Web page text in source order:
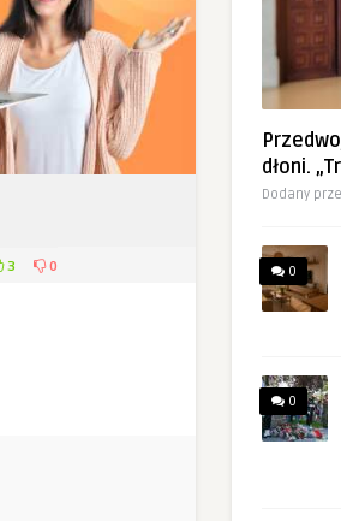
3 0
dłoni.
Dodany
0
0